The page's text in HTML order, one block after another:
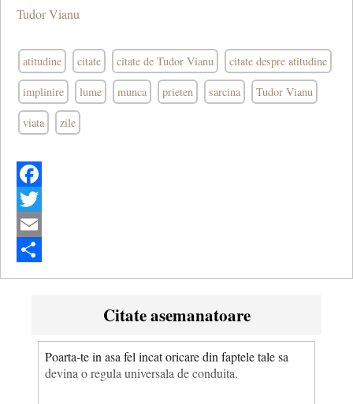
Tudor Vianu
atitudine citate citate de Tudor Vianu citate despre atitudine
implinire lume munca prieten sarcina Tudor Vianu
viata zile
Facebook
Twitter
Email
Share
Citate asemanatoare
Poarta-te in asa fel incat oricare din faptele tale sa
devina o regula universala de conduita.